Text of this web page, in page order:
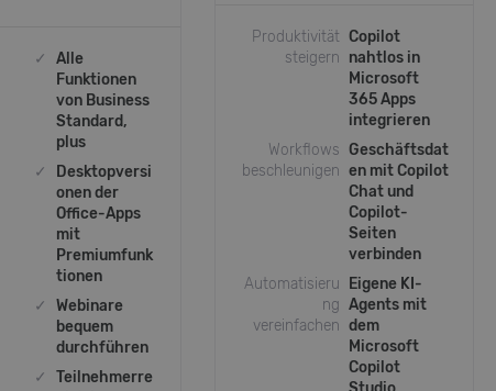
✓
Alle
Funktionen
von Business
Standard,
plus
✓
Desktopversi
onen der
Office-Apps
mit
Premiumfunk
tionen
✓
Webinare
bequem
durchführen
✓
Teilnehmerre
Produktivität
steigern
Copilot
nahtlos in
Microsoft
365 Apps
integrieren
Workflows
beschleunigen
Geschäftsdat
en mit Copilot
Chat und
Copilot-
Seiten
verbinden
Automatisieru
ng
vereinfachen
Eigene KI-
Agents mit
dem
Microsoft
Copilot